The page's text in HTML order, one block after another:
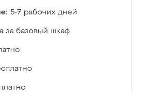
5-7 рабочих дней
за базовый шкаф